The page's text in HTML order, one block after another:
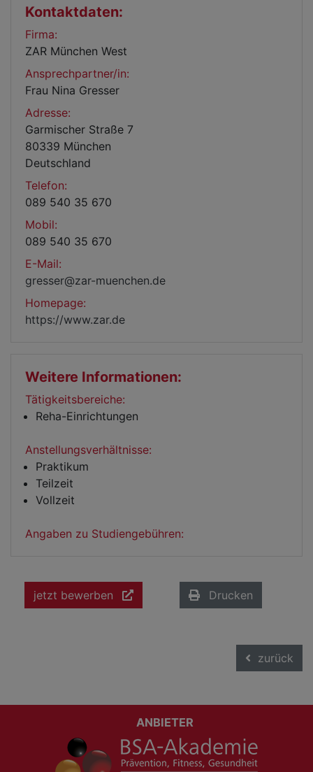
Kontaktdaten:
Firma:
ZAR München West
Ansprechpartner/in:
Frau Nina Gresser
Adresse:
Garmischer Straße 7
80339 München
Deutschland
Telefon:
089 540 35 670
Mobil:
089 540 35 670
E-Mail:
gresser@zar-muenchen.de
Homepage:
https://www.zar.de
Weitere Informationen:
Tätigkeitsbereiche:
Reha-Einrichtungen
Anstellungsverhältnisse:
Praktikum
Teilzeit
Vollzeit
Angaben zu Studiengebühren:
jetzt bewerben Drucken
zurück
ANBIETER